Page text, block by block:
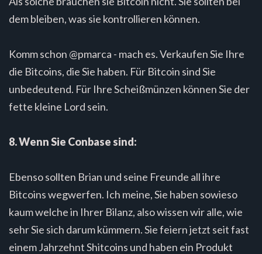
dem bleiben, was sie kontrollieren können.
Komm schon @pmarca - mach es. Verkaufen Sie Ihre
die Bitcoins, die Sie haben. Für Bitcoin sind Sie
unbedeutend. Für Ihre Scheißmünzen können Sie der
fette kleine Lord sein.
8. Wenn Sie Conbase sind:
Ebenso sollten Brian und seine Freunde all ihre
Bitcoins wegwerfen. Ich meine, Sie haben sowieso
kaum welche in Ihrer Bilanz, also wissen wir alle, wie
sehr Sie sich darum kümmern. Sie feiern jetzt seit fast
einem Jahrzehnt Shitcoins und haben ein Produkt